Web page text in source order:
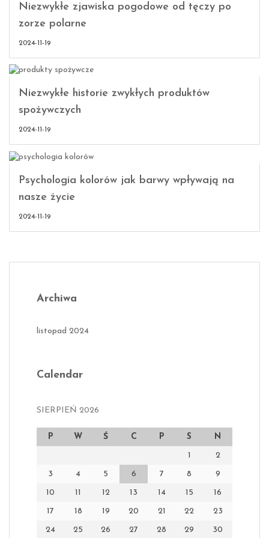
Niezwykłe zjawiska pogodowe od tęczy po
zorze polarne
2024-11-19
Niezwykłe historie zwykłych produktów
spożywczych
2024-11-19
Psychologia kolorów jak barwy wpływają na
nasze życie
2024-11-19
Archiwa
listopad 2024
Calendar
SIERPIEŃ 2026
P W Ś C P S N
1 2
3 4 5 6 7 8 9
10 11 12 13 14 15 16
17 18 19 20 21 22 23
24 25 26 27 28 29 30